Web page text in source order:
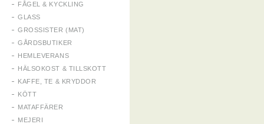
FÅGEL & KYCKLING
GLASS
GROSSISTER (MAT)
GÅRDSBUTIKER
HEMLEVERANS
HÄLSOKOST & TILLSKOTT
KAFFE, TE & KRYDDOR
KÖTT
MATAFFÄRER
MEJERI